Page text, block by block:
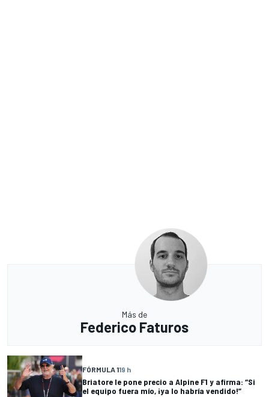
Más de
Federico Faturos
FÓRMULA 119 h
Briatore le pone precio a Alpine F1 y afirma: “Si
el equipo fuera mío, ¡ya lo habría vendido!”